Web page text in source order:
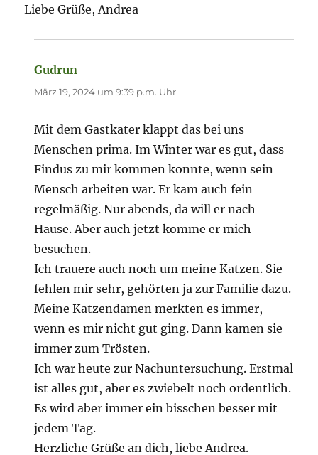
Liebe Grüße, Andrea
Gudrun
März 19, 2024 um 9:39 p.m. Uhr
Mit dem Gastkater klappt das bei uns
Menschen prima. Im Winter war es gut, dass
Findus zu mir kommen konnte, wenn sein
Mensch arbeiten war. Er kam auch fein
regelmäßig. Nur abends, da will er nach
Hause. Aber auch jetzt komme er mich
besuchen.
Ich trauere auch noch um meine Katzen. Sie
fehlen mir sehr, gehörten ja zur Familie dazu.
Meine Katzendamen merkten es immer,
wenn es mir nicht gut ging. Dann kamen sie
immer zum Trösten.
Ich war heute zur Nachuntersuchung. Erstmal
ist alles gut, aber es zwiebelt noch ordentlich.
Es wird aber immer ein bisschen besser mit
jedem Tag.
Herzliche Grüße an dich, liebe Andrea.